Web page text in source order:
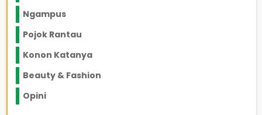
Ngampus
Pojok Rantau
Konon Katanya
Beauty & Fashion
Opini